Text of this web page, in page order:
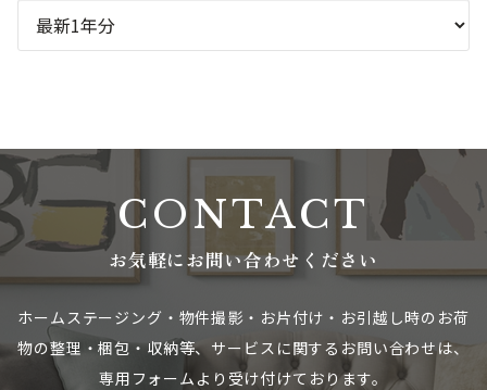
CONTACT
お気軽にお問い合わせください
ホームステージング・物件撮影・お片付け・お引越し時のお荷
物の整理・梱包・収納等、 サービスに関するお問い合わせは、
専用フォームより受け付けております。